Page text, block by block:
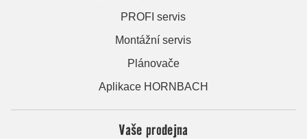
PROFI servis
Montážní servis
Plánovače
Aplikace HORNBACH
Vaše prodejna